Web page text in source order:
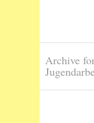
Archive